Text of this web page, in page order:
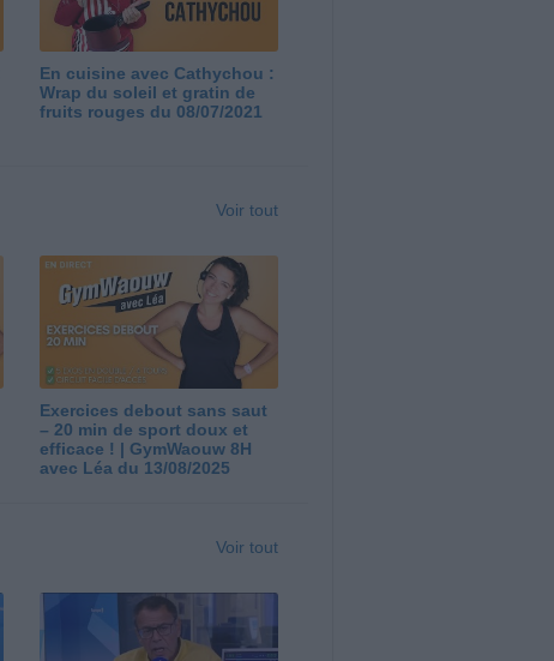
En cuisine avec Cathychou :
Wrap du soleil et gratin de
fruits rouges du 08/07/2021
Voir tout
Exercices debout sans saut
– 20 min de sport doux et
efficace ! | GymWaouw 8H
avec Léa du 13/08/2025
Voir tout